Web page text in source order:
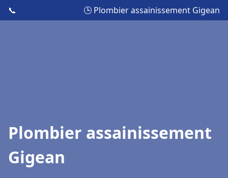
📞 🕒 Plombier assainissement Gigean
Plombier assainissement
Gigean